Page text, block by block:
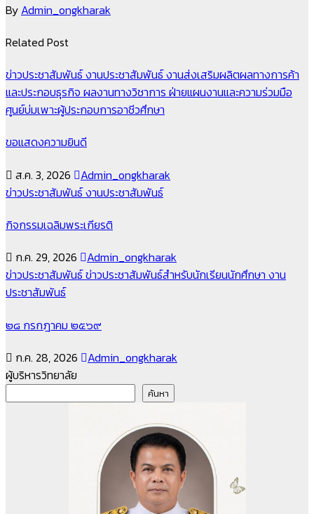
By Admin_ongkharak
Related Post
ข่าวประชาสัมพันธ์งานประชาสัมพันธ์งานส่งเสริมผลิตผลทางการค้า
และประกอบธุรกิจ ผลงานทางวิชาการ ฝ่ายแผนงานและความร่วมมือ
ศูนย์บ่มเพาะผู้ประกอบการอาชีวศึกษา
ขอแสดงความยินดี
ส.ค. 3, 2026
Admin_ongkharak
ข่าวประชาสัมพันธ์งานประชาสัมพันธ์
กิจกรรมเฉลิมพระเกียรติ
ก.ค. 29, 2026
Admin_ongkharak
ข่าวประชาสัมพันธ์ข่าวประชาสัมพันธ์สำหรับนักเรียนนักศึกษา งาน
ประชาสัมพันธ์
๒๘ กรกฎาคม ๒๕๖๙
ก.ค. 28, 2026
Admin_ongkharak
ผู้บริหารวิทยาลัย
ค้นหา